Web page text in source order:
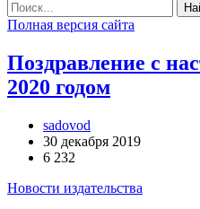
Полная версия сайта
Поздравление с
2020 годом
sadovod
30 декабря 2019
6 232
Новости издательства